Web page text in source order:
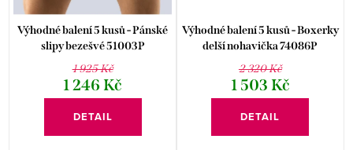
Výhodné balení 5 kusů - Pánské
slipy bezešvé 51003P
1 925 Kč
1 246 Kč
DETAIL
Výhodné balení 5 kusů - Boxerky
delší nohavička 74086P
2 320 Kč
1 503 Kč
DETAIL